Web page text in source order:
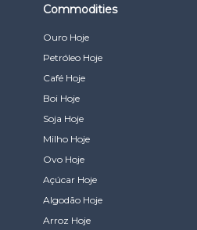
Commodities
Ouro Hoje
Petróleo Hoje
Café Hoje
Boi Hoje
Soja Hoje
Milho Hoje
Ovo Hoje
Açúcar Hoje
Algodão Hoje
Arroz Hoje